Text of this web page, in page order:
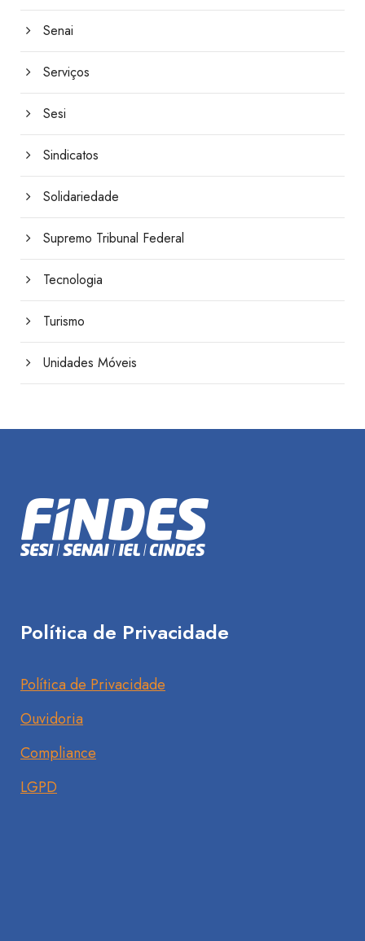
Senai
Serviços
Sesi
Sindicatos
Solidariedade
Supremo Tribunal Federal
Tecnologia
Turismo
Unidades Móveis
Política de Privacidade
Política de Privacidade
Ouvidoria
Compliance
LGPD